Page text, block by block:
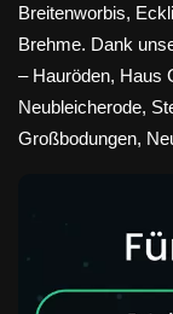
Breitenworbis,
Brehme. Dank
– Hauröden, Haus
Neubleicherode,
Großbodungen,